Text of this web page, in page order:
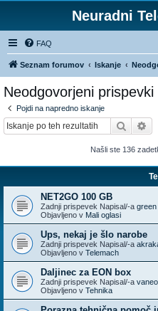
Neuradni
FAQ
Seznam forumov Iskanje
Neodgovorjeni prispevki
Pojdi na napredno iskanje
Iskanje
Našli ste 136
NET2GO 100 GB
Zadnji prispevek Napisal/-a green
Objavljeno v Mali oglasi
Ups, nekaj je šlo narobe
Zadnji prispevek Napisal/-a
Objavljeno v Telemach
Daljinec za EON box
Zadnji prispevek Napisal/-a vaneo
Objavljeno v Tehnika